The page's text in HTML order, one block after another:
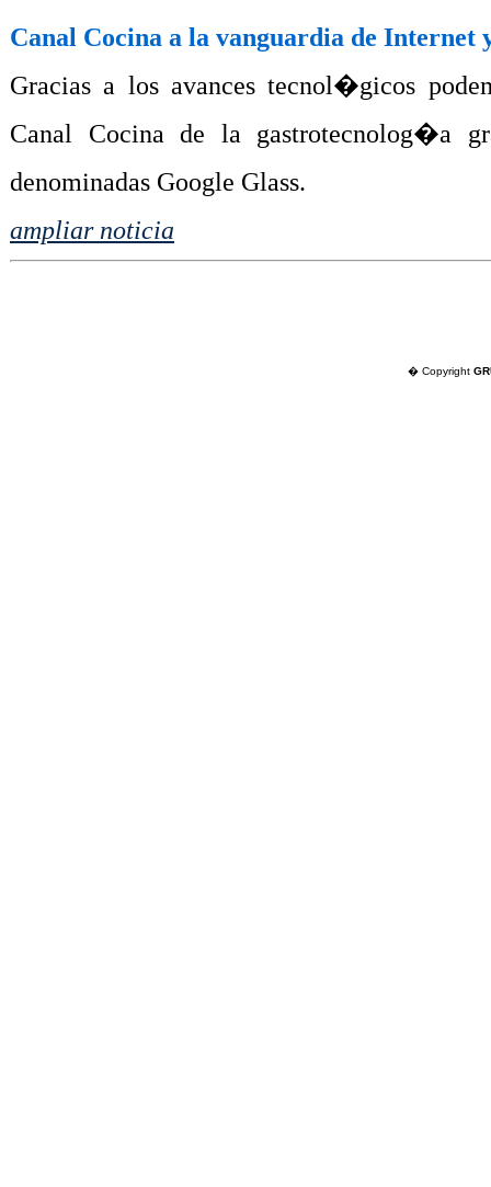
Canal Cocina a la vanguardia de
Gracias a los avances tecnol�gicos
Canal Cocina de la gastrotecnolog�a
denominadas Google Glass.
ampliar noticia
� Copyright